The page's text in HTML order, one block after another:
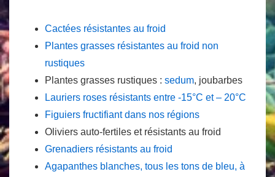
Cactées résistantes au froid
Plantes grasses résistantes au froid non
rustiques
Plantes grasses rustiques : sedum, joubarbes
Lauriers roses résistants entre -15°C et – 20°C
Figuiers fructifiant dans nos régions
Oliviers auto-fertiles et résistants au froid
Grenadiers résistants au froid
Agapanthes blanches, tous les tons de bleu, à